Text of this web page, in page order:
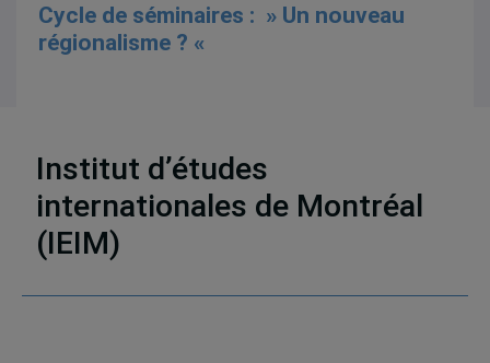
Cycle de séminaires : » Un nouveau
régionalisme ? «
34 résultats
Institut d’études
internationales de Montréal
(IEIM)